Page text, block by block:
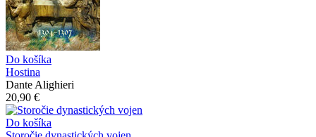
Do košíka
Hostina
Dante Alighieri
20,90 €
Do košíka